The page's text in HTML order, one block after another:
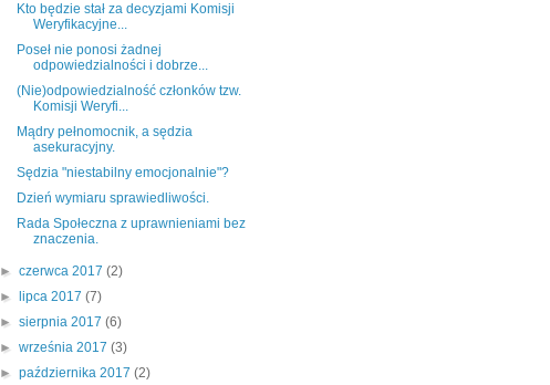
Kto będzie stał za decyzjami Komisji
Weryfikacyjne...
Poseł nie ponosi żadnej
odpowiedzialności i dobrze...
(Nie)odpowiedzialność członków tzw.
Komisji Weryfi...
Mądry pełnomocnik, a sędzia
asekuracyjny.
Sędzia "niestabilny emocjonalnie"?
Dzień wymiaru sprawiedliwości.
Rada Społeczna z uprawnieniami bez
znaczenia.
►czerwca 2017(2)
►
lipca 2017(7)
►sierpnia 2017(6)
►września 2017(3)
►października 2017(2)